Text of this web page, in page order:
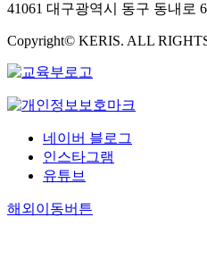
41061 대구광역시 동구 동내로
Copyright© KERIS. ALL
네이버 블로그
인스타그램
유튜브
해외이동버튼